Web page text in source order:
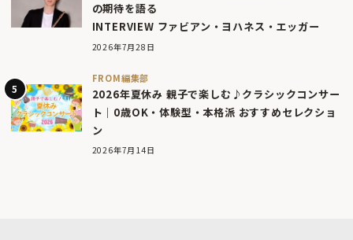
の期待を語る
INTERVIEW ファビアン・ヨハネス・エッガー
2026年7月28日
FROM編集部
2026年夏休み 親子で楽しむ♪クラシックコンサー
ト｜0歳OK・体験型・本格派 おすすめセレクショ
ン
2026年7月14日